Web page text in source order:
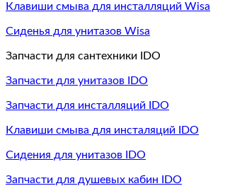
Клавиши смыва для инсталляций Wisa
Сиденья для унитазов Wisa
Запчасти для сантехники IDO
Запчасти для унитазов IDO
Запчасти для инсталляций IDO
Клавиши смыва для инсталяций IDO
Сидения для унитазов IDO
Запчасти для душевых кабин IDO